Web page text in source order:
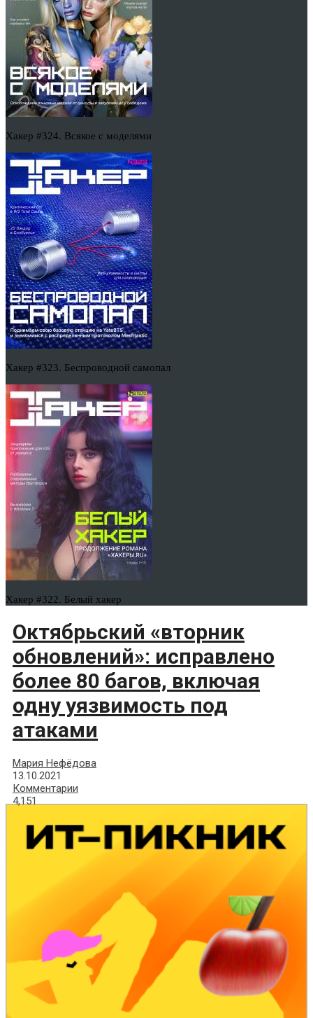
Хакер #324. Всякое с моделями
Хакер #323. Беспроводной самопал
Хакер #322. Белый хакер
Октябрьский «вторник
обновлений»: исправлено
более 80 багов, включая
одну уязвимость под
атаками
Мария Нефёдова
13.10.2021
Комментарии
4,151